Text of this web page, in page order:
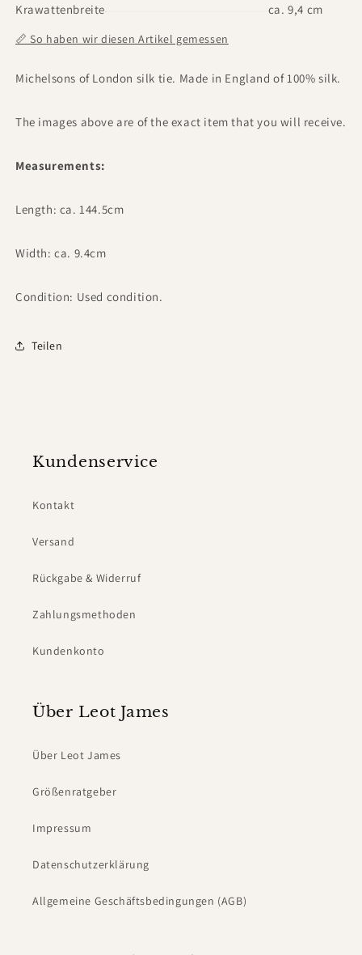
Krawattenbreite
ca. 9,4 cm
📏 So haben wir diesen Artikel gemessen
Michelsons of London silk tie. Made in England of 100% silk.
The images above are of the exact item that you will receive.
Measurements:
Length: ca. 144.5cm
Width: ca. 9.4cm
Condition: Used condition.
Teilen
Kundenservice
Kontakt
Versand
Rückgabe & Widerruf
Zahlungsmethoden
Kundenkonto
Über Leot James
Über Leot James
Größenratgeber
Impressum
Datenschutzerklärung
Allgemeine Geschäftsbedingungen (AGB)